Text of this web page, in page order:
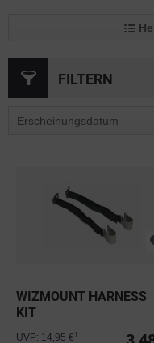
FILTERN
WIZMOUNT HARNESS
KIT
UVP: 14,95 €